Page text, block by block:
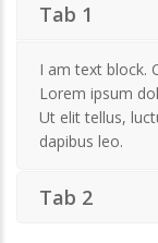
Tab 1
I am text block.
Lorem ipsum
Ut elit tellus,
dapibus leo.
Tab 2